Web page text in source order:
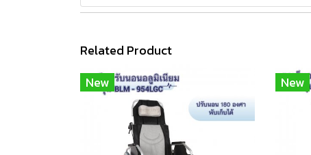
Related Product
New
New